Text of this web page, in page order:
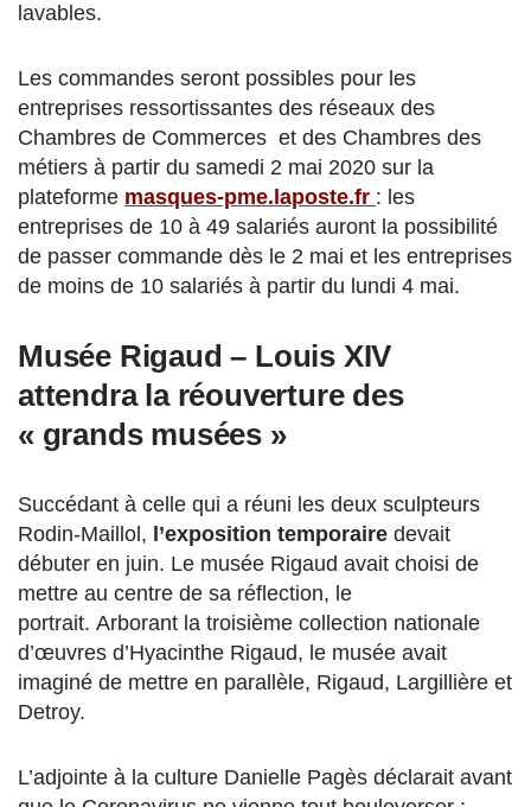
lavables.
Les commandes seront possibles pour les
entreprises ressortissantes des réseaux des
Chambres de Commerces et des Chambres des
métiers à partir du samedi 2 mai 2020 sur la
plateforme masques-pme.laposte.fr : les
entreprises de 10 à 49 salariés auront la possibilité
de passer commande dès le 2 mai et les entreprises
de moins de 10 salariés à partir du lundi 4 mai.
Musée Rigaud – Louis XIV
attendra la réouverture des
« grands musées »
Succédant à celle qui a réuni les deux sculpteurs
Rodin-Maillol, l’exposition temporaire devait
débuter en juin. Le musée Rigaud avait choisi de
mettre au centre de sa réflection, le
portrait. Arborant la troisième collection nationale
d’œuvres d’Hyacinthe Rigaud, le musée avait
imaginé de mettre en parallèle, Rigaud, Largillière et
Detroy.
L’adjointe à la culture Danielle Pagès déclarait avant